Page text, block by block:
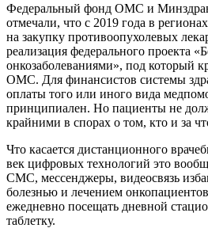
Федеральный фонд ОМС и
отмечали, что с 2019 года в
на закупку противоопухолевых
реализация федерального проекта
онкозаболеваниями», под который
ОМС. Для финансистов системы
оплаты того или иного вида
принципиален. Но пациенты не
крайними в спорах о том, кто и за
Что касается дистанционного
век цифровых технологий это
СМС, мессенджеры, видеосвязь
болезнью и лечением
ежедневно посещать дневной
таблетку.